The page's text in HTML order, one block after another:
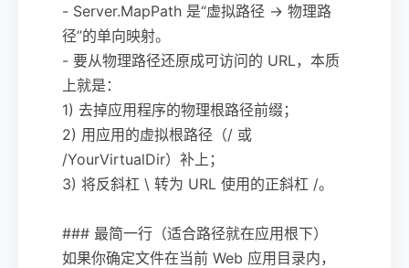
- Server.MapPath 是“虚拟路径 → 物理路
径”的单向映射。
- 要从物理路径还原成可访问的 URL，本质
上就是：
1) 去掉应用程序的物理根路径前缀；
2) 用应用的虚拟根路径（/ 或
/YourVirtualDir）补上；
3) 将反斜杠 \ 转为 URL 使用的正斜杠 /。
### 最简一行（适合路径就在应用根下）
如果你确定文件在当前 Web 应用目录内，